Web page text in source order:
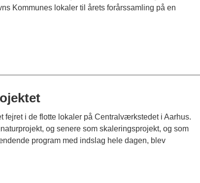
Kommunes lokaler til årets forårssamling på en
fejret i de flotte lokaler på Centralværkstedet i Aarhus.
og senere som skaleringsprojekt, og som
program med indslag hele dagen, blev